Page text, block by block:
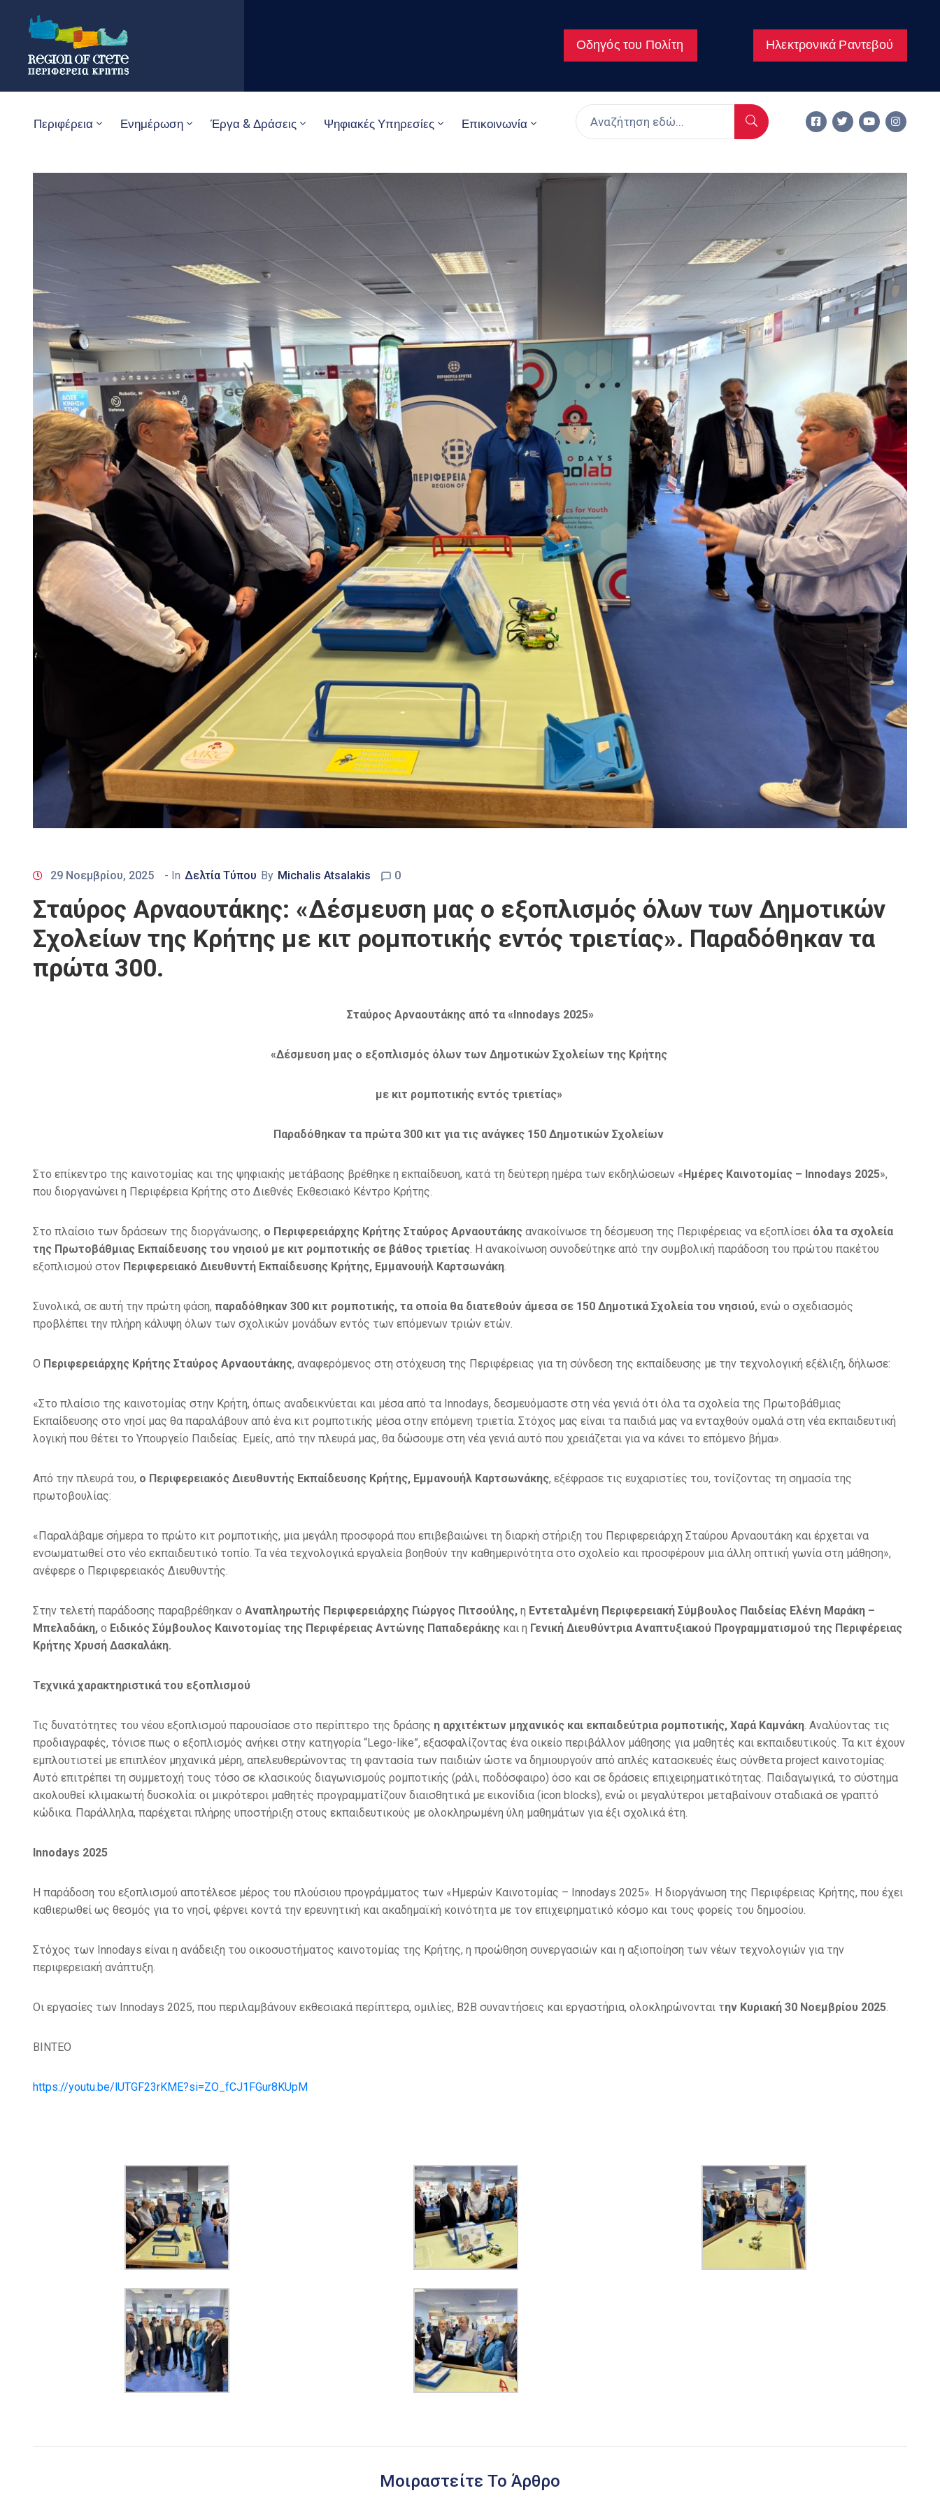
Οδηγός του Πολίτη Ηλεκτρονικά Ραντεβού
Περιφέρεια Ενημέρωση Έργα & Δράσεις Ψηφιακές Υπηρεσίες Επικοινωνία
29 Νοεμβρίου, 2025 - In Δελτία Τύπου By Michalis Atsalakis 0
Σταύρος Αρναουτάκης: «Δέσμευση μας ο εξοπλισμός όλων των Δημοτικών
Σχολείων της Κρήτης με κιτ ρομποτικής εντός τριετίας». Παραδόθηκαν τα
πρώτα 300.
Σταύρος Αρναουτάκης από τα «Innodays 2025»
«Δέσμευση μας ο εξοπλισμός όλων των Δημοτικών Σχολείων της Κρήτης
με κιτ ρομποτικής εντός τριετίας»
Παραδόθηκαν τα πρώτα 300 κιτ για τις ανάγκες 150 Δημοτικών Σχολείων
Στο επίκεντρο της καινοτομίας και της ψηφιακής μετάβασης βρέθηκε η εκπαίδευση, κατά τη δεύτερη ημέρα των εκδηλώσεων «Ημέρες Καινοτομίας – Innodays 2025»,
που διοργανώνει η Περιφέρεια Κρήτης στο Διεθνές Εκθεσιακό Κέντρο Κρήτης.
Στο πλαίσιο των δράσεων της διοργάνωσης, ο Περιφερειάρχης Κρήτης Σταύρος Αρναουτάκης ανακοίνωσε τη δέσμευση της Περιφέρειας να εξοπλίσει όλα τα σχολεία
της Πρωτοβάθμιας Εκπαίδευσης του νησιού με κιτ ρομποτικής σε βάθος τριετίας. Η ανακοίνωση συνοδεύτηκε από την συμβολική παράδοση του πρώτου πακέτου
εξοπλισμού στον Περιφερειακό Διευθυντή Εκπαίδευσης Κρήτης, Εμμανουήλ Καρτσωνάκη.
Συνολικά, σε αυτή την πρώτη φάση, παραδόθηκαν 300 κιτ ρομποτικής, τα οποία θα διατεθούν άμεσα σε 150 Δημοτικά Σχολεία του νησιού, ενώ ο σχεδιασμός
προβλέπει την πλήρη κάλυψη όλων των σχολικών μονάδων εντός των επόμενων τριών ετών.
Ο Περιφερειάρχης Κρήτης Σταύρος Αρναουτάκης, αναφερόμενος στη στόχευση της Περιφέρειας για τη σύνδεση της εκπαίδευσης με την τεχνολογική εξέλιξη, δήλωσε:
«Στο πλαίσιο της καινοτομίας στην Κρήτη, όπως αναδεικνύεται και μέσα από τα Innodays, δεσμευόμαστε στη νέα γενιά ότι όλα τα σχολεία της Πρωτοβάθμιας
Εκπαίδευσης στο νησί μας θα παραλάβουν από ένα κιτ ρομποτικής μέσα στην επόμενη τριετία. Στόχος μας είναι τα παιδιά μας να ενταχθούν ομαλά στη νέα εκπαιδευτική
λογική που θέτει το Υπουργείο Παιδείας. Εμείς, από την πλευρά μας, θα δώσουμε στη νέα γενιά αυτό που χρειάζεται για να κάνει το επόμενο βήμα».
Από την πλευρά του, ο Περιφερειακός Διευθυντής Εκπαίδευσης Κρήτης, Εμμανουήλ Καρτσωνάκης, εξέφρασε τις ευχαριστίες του, τονίζοντας τη σημασία της
πρωτοβουλίας:
«Παραλάβαμε σήμερα το πρώτο κιτ ρομποτικής, μια μεγάλη προσφορά που επιβεβαιώνει τη διαρκή στήριξη του Περιφερειάρχη Σταύρου Αρναουτάκη και έρχεται να
ενσωματωθεί στο νέο εκπαιδευτικό τοπίο. Τα νέα τεχνολογικά εργαλεία βοηθούν την καθημερινότητα στο σχολείο και προσφέρουν μια άλλη οπτική γωνία στη μάθηση»,
ανέφερε ο Περιφερειακός Διευθυντής.
Στην τελετή παράδοσης παραβρέθηκαν ο Αναπληρωτής Περιφερειάρχης Γιώργος Πιτσούλης, η Εντεταλμένη Περιφερειακή Σύμβουλος Παιδείας Ελένη Μαράκη –
Μπελαδάκη, ο Ειδικός Σύμβουλος Καινοτομίας της Περιφέρειας Αντώνης Παπαδεράκης και η Γενική Διευθύντρια Αναπτυξιακού Προγραμματισμού της Περιφέρειας
Κρήτης Χρυσή Δασκαλάκη.
Τεχνικά χαρακτηριστικά του εξοπλισμού
Τις δυνατότητες του νέου εξοπλισμού παρουσίασε στο περίπτερο της δράσης η αρχιτέκτων μηχανικός και εκπαιδεύτρια ρομποτικής, Χαρά Καμνάκη. Αναλύοντας τις
προδιαγραφές, τόνισε πως ο εξοπλισμός ανήκει στην κατηγορία “Lego-like”, εξασφαλίζοντας ένα οικείο περιβάλλον μάθησης για μαθητές και εκπαιδευτικούς. Τα κιτ έχουν
εμπλουτιστεί με επιπλέον μηχανικά μέρη, απελευθερώνοντας τη φαντασία των παιδιών ώστε να δημιουργούν από απλές κατασκευές έως σύνθετα project καινοτομίας.
Αυτό επιτρέπει τη συμμετοχή τους τόσο σε κλασικούς διαγωνισμούς ρομποτικής (ράλι, ποδόσφαιρο) όσο και σε δράσεις επιχειρηματικότητας. Παιδαγωγικά, το σύστημα
ακολουθεί κλιμακωτή δυσκολία: οι μικρότεροι μαθητές προγραμματίζουν διαισθητικά με εικονίδια (icon blocks), ενώ οι μεγαλύτεροι μεταβαίνουν σταδιακά σε γραπτό
κώδικα. Παράλληλα, παρέχεται πλήρης υποστήριξη στους εκπαιδευτικούς με ολοκληρωμένη ύλη μαθημάτων για έξι σχολικά έτη.
Innodays 2025
Η παράδοση του εξοπλισμού αποτέλεσε μέρος του πλούσιου προγράμματος των «Ημερών Καινοτομίας – Innodays 2025». Η διοργάνωση της Περιφέρειας Κρήτης, που έχει
καθιερωθεί ως θεσμός για το νησί, φέρνει κοντά την ερευνητική και ακαδημαϊκή κοινότητα με τον επιχειρηματικό κόσμο και τους φορείς του δημοσίου.
Στόχος των Innodays είναι η ανάδειξη του οικοσυστήματος καινοτομίας της Κρήτης, η προώθηση συνεργασιών και η αξιοποίηση των νέων τεχνολογιών για την
περιφερειακή ανάπτυξη.
Οι εργασίες των Innodays 2025, που περιλαμβάνουν εκθεσιακά περίπτερα, ομιλίες, B2B συναντήσεις και εργαστήρια, ολοκληρώνονται την Κυριακή 30 Νοεμβρίου 2025.
ΒΙΝΤΕΟ
https://youtu.be/lUTGF23rKME?si=ZO_fCJ1FGur8KUpM
Μοιραστείτε Το Άρθρο